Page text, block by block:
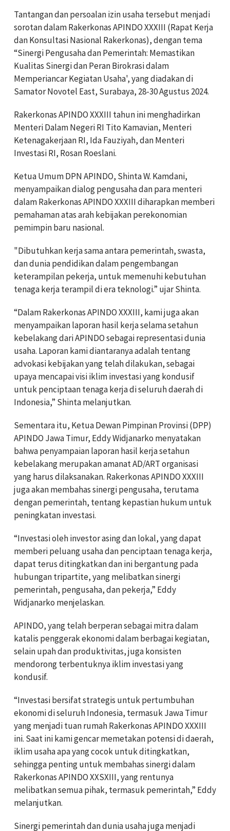
Tantangan dan persoalan izin usaha tersebut menjadi
sorotan dalam Rakerkonas APINDO XXXIII (Rapat Kerja
dan Konsultasi Nasional Rakerkonas), dengan tema
“Sinergi Pengusaha dan Pemerintah: Memastikan
Kualitas Sinergi dan Peran Birokrasi dalam
Memperiancar Kegiatan Usaha', yang diadakan di
Samator Novotel East, Surabaya, 28-30 Agustus 2024.
Rakerkonas APINDO XXXIII tahun ini menghadirkan
Menteri Dalam Negeri RI Tito Kamavian, Menteri
Ketenagakerjaan RI, Ida Fauziyah, dan Menteri
Investasi RI, Rosan Roeslani.
Ketua Umum DPN APINDO, Shinta W. Kamdani,
menyampaikan dialog pengusaha dan para menteri
dalam Rakerkonas APINDO XXXIII diharapkan memberi
pemahaman atas arah kebijakan perekonomian
pemimpin baru nasional.
"Dibutuhkan kerja sama antara pemerintah, swasta,
dan dunia pendidikan dalam pengembangan
keterampilan pekerja, untuk memenuhi kebutuhan
tenaga kerja terampil di era teknologi.” ujar Shinta.
“Dalam Rakerkonas APINDO XXXIII, kami juga akan
menyampaikan laporan hasil kerja selama setahun
kebelakang dari APINDO sebagai representasi dunia
usaha. Laporan kami diantaranya adalah tentang
advokasi kebijakan yang telah dilakukan, sebagai
upaya mencapai visi iklim investasi yang kondusif
untuk penciptaan tenaga kerja di seluruh daerah di
Indonesia,” Shinta melanjutkan.
Sementara itu, Ketua Dewan Pimpinan Provinsi (DPP)
APINDO Jawa Timur, Eddy Widjanarko menyatakan
bahwa penyampaian laporan hasil kerja setahun
kebelakang merupakan amanat AD/ART organisasi
yang harus dilaksanakan. Rakerkonas APINDO XXXIII
juga akan membahas sinergi pengusaha, terutama
dengan pemerintah, tentang kepastian hukum untuk
peningkatan investasi.
“Investasi oleh investor asing dan lokal, yang dapat
memberi peluang usaha dan penciptaan tenaga kerja,
dapat terus ditingkatkan dan ini bergantung pada
hubungan tripartite, yang melibatkan sinergi
pemerintah, pengusaha, dan pekerja,” Eddy
Widjanarko menjelaskan.
APINDO, yang telah berperan sebagai mitra dalam
katalis penggerak ekonomi dalam berbagai kegiatan,
selain upah dan produktivitas, juga konsisten
mendorong terbentuknya iklim investasi yang
kondusif.
“Investasi bersifat strategis untuk pertumbuhan
ekonomi di seluruh Indonesia, termasuk Jawa Timur
yang menjadi tuan rumah Rakerkonas APINDO XXXIII
ini. Saat ini kami gencar memetakan potensi di daerah,
iklim usaha apa yang cocok untuk ditingkatkan,
sehingga penting untuk membahas sinergi dalam
Rakerkonas APINDO XXSXIII, yang rentunya
melibatkan semua pihak, termasuk pemerintah,” Eddy
melanjutkan.
Sinergi pemerintah dan dunia usaha juga menjadi